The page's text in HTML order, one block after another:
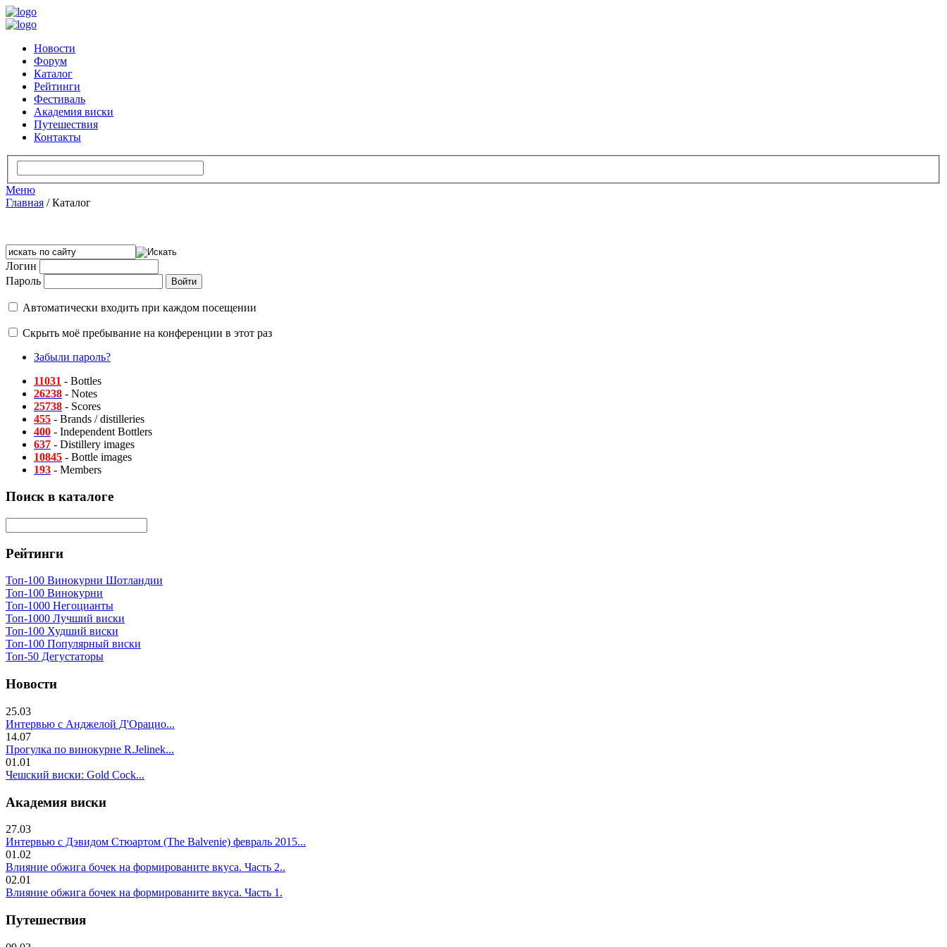
Новости
Форум
Каталог
Рейтинги
Фестиваль
Академия виски
Путешествия
Контакты
Меню
Главная /Каталог
Логин
Пароль
Автоматически входить при каждом посещении
Скрыть моё пребывание на конференции в этот раз
Забыли пароль?
11031 - Bottles
26238 - Notes
25738 - Scores
455 - Brands / distilleries
400 - Independent Bottlers
637 - Distillery images
10845 - Bottle images
193 - Members
Поиск в каталоге
Рейтинги
Топ-100 Винокурни Шотландии
Топ-100 Винокурни
Топ-1000 Негоцианты
Топ-1000 Лучший виски
Топ-100 Худший виски
Топ-100 Популярный виски
Топ-50 Дегустаторы
Новости
25.03
Интервью с Анджелой Д'Орацио...
14.07
Прогулка по винокурне R.Jelinek...
01.01
Чешский виски: Gold Cock...
Академия виски
27.03
Интервью с Дэвидом Стюартом (The Balvenie) февраль 2015...
01.02
Влияние обжига бочек на формированите вкуса. Часть 2..
02.01
Влияние обжига бочек на формированите вкуса. Часть 1.
Путешествия